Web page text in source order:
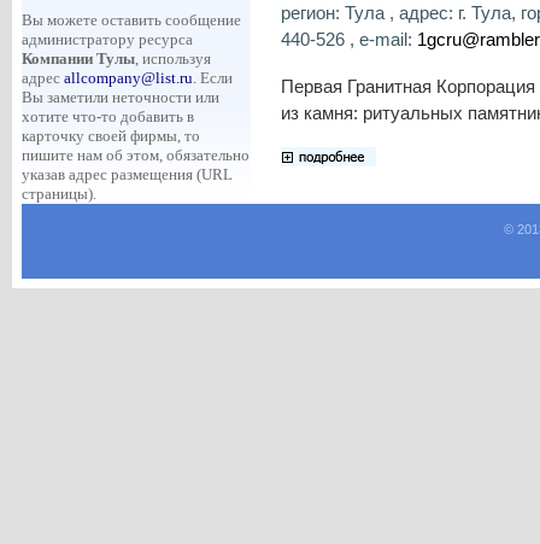
Вы можете оставить сообщение
администратору ресурса
Компании Тулы, используя
адрес allcompany@list.ru. Если
Вы заметили неточности или
хотите что-то добавить в
карточку своей фирмы, то
пишите нам об этом, обязательно
указав адрес размещения (URL
страницы).
регион: Тула , адрес: г. Тула,
440-526 , e-mail:
Первая Гранитная
из камня: ритуальных
©